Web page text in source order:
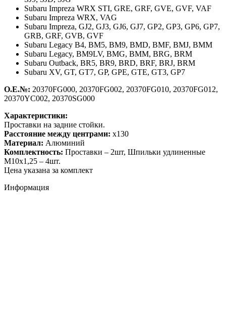
Subaru Impreza WRX STI, GRE, GRF, GVE, GVF, VAF
Subaru Impreza WRX, VAG
Subaru Impreza, GJ2, GJ3, GJ6, GJ7, GP2, GP3, GP6, GP7,
GRB, GRF, GVB, GVF
Subaru Legacy B4, BM5, BM9, BMD, BMF, BMJ, BMM
Subaru Legacy, BM9LV, BMG, BMM, BRG, BRM
Subaru Outback, BR5, BR9, BRD, BRF, BRJ, BRM
Subaru XV, GT, GT7, GP, GPE, GTE, GT3, GP7
О.Е.№: 20370FG000, 20370FG002, 20370FG010, 20370FG012,
20370YC002, 20370SG000
Характеристики:
Проставки на задние стойки.
Расстояние между центрами: x130
Материал: Алюминий
Комплектность: Проставки – 2шт, Шпильки удлиненные
М10х1,25 – 4шт.
Цена указана за комплект
Информация